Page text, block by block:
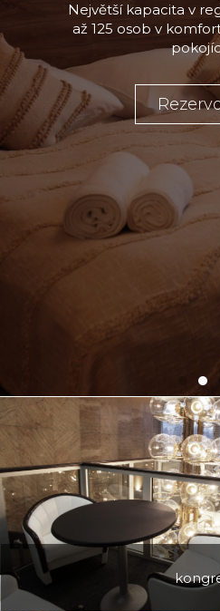
Největší kapacita v
až 125 osob v